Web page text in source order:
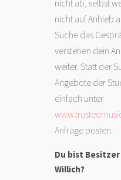
nicht ab, selbst
nicht auf Anhieb
Suche das
verstehen dein
weiter. Statt der
Angebote der
einfach unter
Anfrage posten.
Du bist
Willich?